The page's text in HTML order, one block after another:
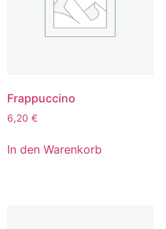
Frappuccino
6,20 €
In den Warenkorb